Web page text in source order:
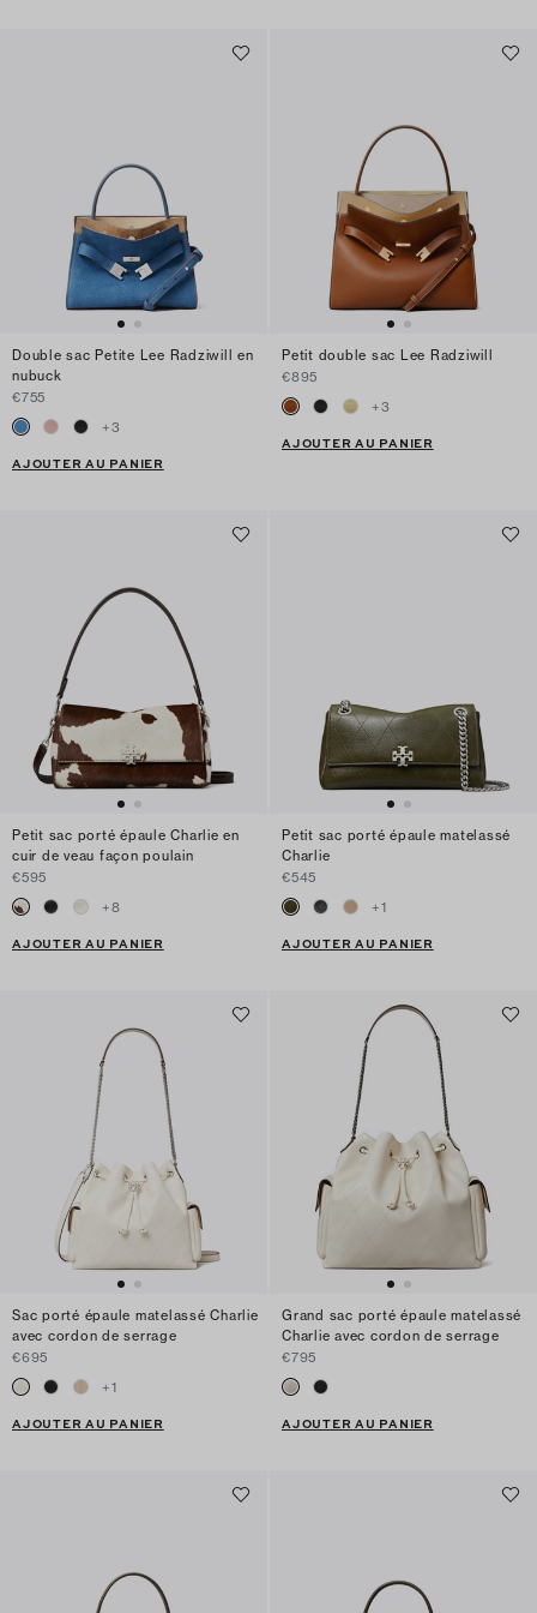
Double sac Petite Lee Radziwill en
nubuck
€755
+3
AJOUTER AU PANIER
Petit double sac Lee Radziwill
€895
+3
AJOUTER AU PANIER
Petit sac porté épaule Charlie en
cuir de veau façon poulain
€595
+8
AJOUTER AU PANIER
Petit sac porté épaule matelassé
Charlie
€545
+1
AJOUTER AU PANIER
Sac porté épaule matelassé Charlie
avec cordon de serrage
€695
+1
AJOUTER AU PANIER
Grand sac porté épaule matelassé
Charlie avec cordon de serrage
€795
AJOUTER AU PANIER